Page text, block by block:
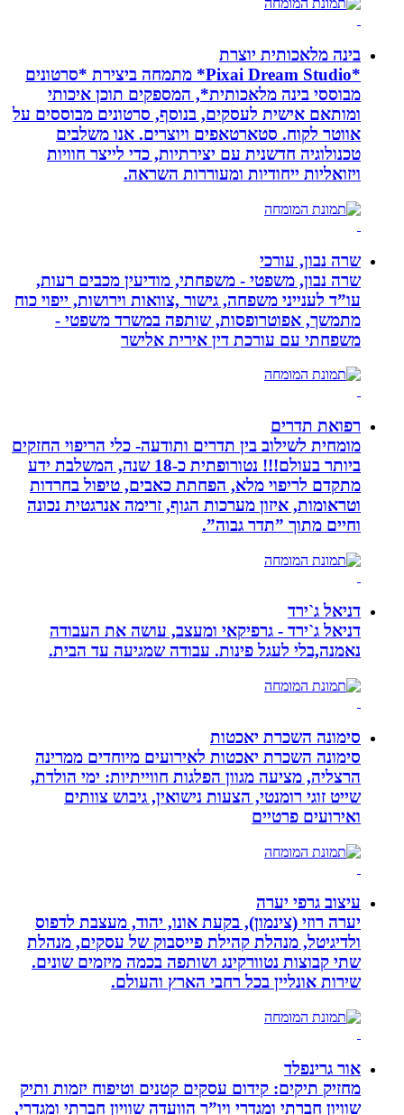
בינה מלאכותית יוצרת
*Pixai Dream Studio* מתמחה ביצירת *סרטונים
מבוססי בינה מלאכותית*, המספקים תוכן איכותי
ומותאם אישית לעסקים, בנוסף, סרטונים מבוססים על
אווטר לקוח. סטארטאפים ויוצרים. אנו משלבים
טכנולוגיה חדשנית עם יצירתיות, כדי לייצר חוויות
ויזואליות ייחודיות ומעוררות השראה.
שרה נבון, עורכי
שרה נבון, משפטי - משפחתי, מודיעין מכבים רעות,
עו”ד לענייני משפחה, גישור ,צוואות וירושות, ייפוי כוח
מתמשך, אפוטרופסות, שותפה במשרד משפטי -
משפחתי עם עורכת דין אירית אלישר
רפואת תדרים
מומחית לשילוב בין תדרים ותודעה- כלי הריפוי החזקים
ביותר בעולם!!! נטורופתית כ-18 שנה, המשלבת ידע
מתקדם לריפוי מלא, הפחתת כאבים, טיפול בחרדות
וטראומות, איזון מערכות הגוף, זרימה אנרגטית נכונה
וחיים מתוך ”תדר גבוה”.
דניאל ג`ירד
דניאל ג`ירד - גרפיקאי ומעצב, עושה את העבודה
נאמנה,בלי לעגל פינות. עבודה שמגיעה עד הבית.
סימונה השכרת יאכטות
סימונה השכרת יאכטות לאירועים מיוחדים ממרינה
הרצליה, מציעה מגוון הפלגות חווייתיות: ימי הולדת,
שייט זוגי רומנטי, הצעות נישואין, גיבוש צוותים
ואירועים פרטיים
עיצוב גרפי יערה
יערה רוזי (צינמון), בקעת אונו, יהוד, מעצבת לדפוס
ולדיגיטל, מנהלת קהילת פייסבוק של עסקים, מנהלת
שתי קבוצות נטוורקינג ושותפה בכמה מיזמים שונים.
שירות אונליין בכל רחבי הארץ והעולם.
אור גרינפלד
מחזיק תיקים: קידום עסקים קטנים וטיפוח יזמות ותיק
שוויון חברתי ומגדרי ויו”ר הוועדה שוויון חברתי ומגדרי,